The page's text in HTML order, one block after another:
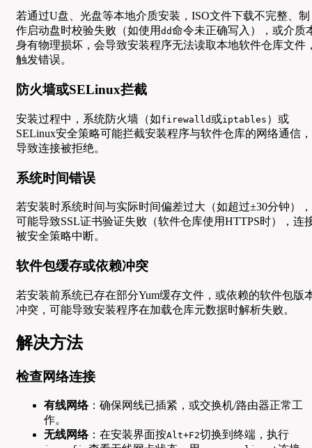
若通过U盘、光盘等本地介质安装，ISO文件下载不完整、制
作启动盘时校验失败（如使用 dd命令未正确写入），或介质
身有物理损坏，会导致安装程序无法读取本地软件仓库文件
触发错误。
防火墙或SELinux拦截
安装过程中，系统防火墙（如firewalld或iptables ）或
SELinux安全策略可能拦截安装程序与软件仓库的网络通信，
导致连接被拒绝。
系统时间错误
若安装时系统时间与实际时间偏差过大（如超过±30分钟），
可能导致SSL证书验证失败（软件仓库使用HTTPS时），连
被安全策略中断。
软件包缓存或依赖冲突
若安装前系统已存在部分Yum缓存文件，或依赖的软件包版
冲突，可能导致安装程序在加载仓库元数据时解析失败。
解决方法
检查网络连接
有线网络：确保网线已插紧，或交换机/路由器正常工
作。
无线网络：在安装界面按Alt+F2切换到终端，执行